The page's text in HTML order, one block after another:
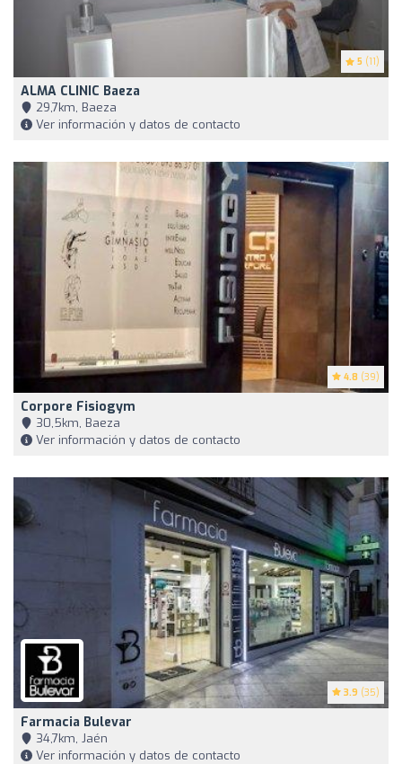
5 (11)
ALMA CLINIC Baeza
29,7km, Baeza
Ver información y datos de contacto
4.8 (39)
Corpore Fisiogym
30,5km, Baeza
Ver información y datos de contacto
3.9 (35)
Farmacia Bulevar
34,7km, Jaén
Ver información y datos de contacto